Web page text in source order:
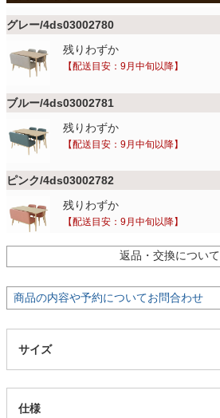
カーテン
マット
収納用品
生活用品
キッチン用品
グレー/4ds03002780
残りわずか
【配送目安：9月中旬以降】
ブルー/4ds03002781
残りわずか
【配送目安：9月中旬以降】
ピンク/4ds03002782
残りわずか
【配送目安：9月中旬以降】
返品・交換について
商品の内容や予約についてお問合わせ
サイズ
仕様